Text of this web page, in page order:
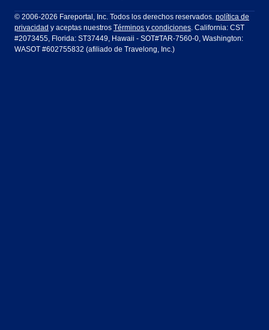
LATAM Airlines Lufthansa
Air Europa Turkish Airlines
Ft Lauderdale Honolulu
Houston Las Vegas
Miami
Dublín Frankfurt
Guadalajara Lima
© 2006-2026 Fareportal, Inc. Todos los derechos reservados. política de
privacidad y aceptas nuestros Términos y condiciones. California: CST
#2073455, Florida: ST37449, Hawaii - SOT#TAR-7560-0, Washington:
WASOT #602755832 (afiliado de Travelong, Inc.)